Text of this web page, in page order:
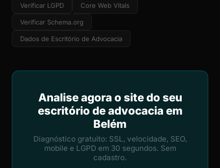
Verificar LGPD Core Web Vitals
Verificar Schema.org
Dados de Escritório de Advocacia
Analise agora o site do seu
escritório de advocacia em
Belém
Diagnóstico gratuito: SSL, velocidade, SEO,
mobile e LGPD em 30 segundos. Sem
cadastro.